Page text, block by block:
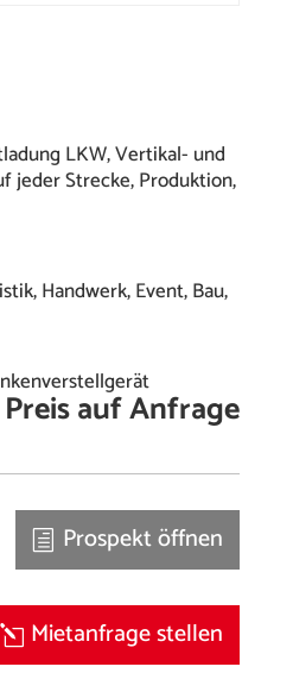
LKW, Vertikal- und
jeder Strecke, Produktion,
Handwerk, Event, Bau,
Preis auf Anfrage
Prospekt öffnen
Mietanfrage stellen